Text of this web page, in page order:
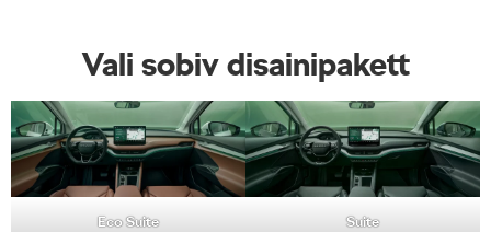
Vali sobiv disainipakett
Eco Suite
Suite